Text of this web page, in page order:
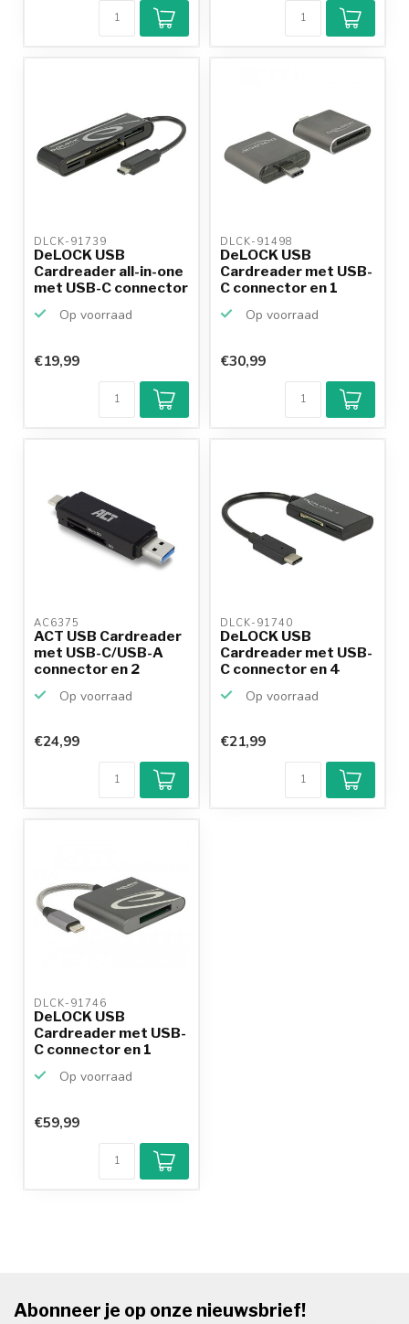
DLCK-91739
DeLOCK USB
Cardreader all-in-one
met USB-C connector
Op voorraad
€19,99
DLCK-91498
DeLOCK USB
Cardreader met USB-
C connector en 1
Op voorraad
€30,99
AC6375
ACT USB Cardreader
met USB-C/USB-A
connector en 2
Op voorraad
€24,99
DLCK-91740
DeLOCK USB
Cardreader met USB-
C connector en 4
Op voorraad
€21,99
DLCK-91746
DeLOCK USB
Cardreader met USB-
C connector en 1
Op voorraad
€59,99
Abonneer je op onze nieuwsbrief!